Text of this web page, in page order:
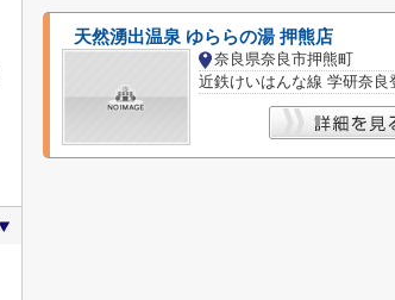
天然湧出温泉 ゆららの湯 押熊店
奈良県奈良市押熊町